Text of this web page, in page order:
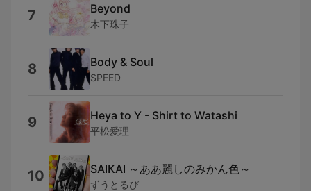
7 Beyond
木下珠子
8 Body & Soul
SPEED
9 Heya to Y - Shirt to Watashi
平松愛理
10 SAIKAI ～ああ麗しのみかん色～
ずうとるび